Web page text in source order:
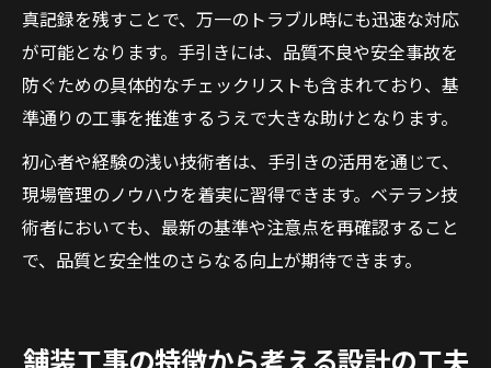
真記録を残すことで、万一のトラブル時にも迅速な対応
が可能となります。手引きには、品質不良や安全事故を
防ぐための具体的なチェックリストも含まれており、基
準通りの工事を推進するうえで大きな助けとなります。
初心者や経験の浅い技術者は、手引きの活用を通じて、
現場管理のノウハウを着実に習得できます。ベテラン技
術者においても、最新の基準や注意点を再確認すること
で、品質と安全性のさらなる向上が期待できます。
舗装工事の特徴から考える設計の工夫